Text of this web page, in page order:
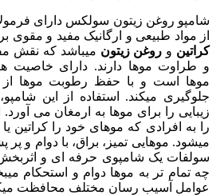
شامپو روغن زیتون سولکس دارای
از مواد طبیعی و ارگانیک مفید و مقوی
کراتین و روغن زیتون میباشد که نقش
و طراوت موها دارند. دارای خاصیت
موها است و با حفظ رطوبت موها
جلوگیری میکند. استفاده از این
زیبایی را برای موها به ارمغان می
را به افرادی که موهای خود را کراتین
سولفات یک شامپوی حرفه ای و اثربخش
چه تمام تر به موها دوام و استحکام
عوامل آسیب رسان مختلف محافظت